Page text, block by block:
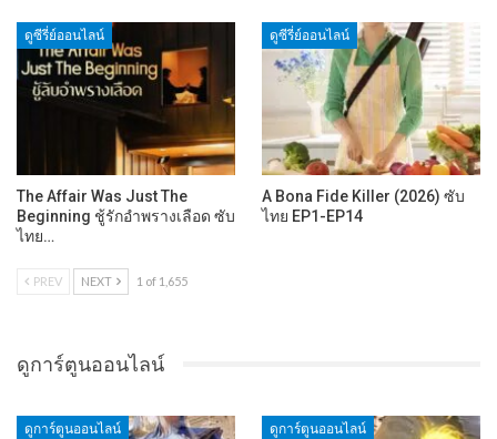
ดูซีรี่ย์ออนไลน์
The Affair Was Just The
Beginning ชู้รักอำพรางเลือด ซับ
ไทย…
ดูซีรี่ย์ออนไลน์
A Bona Fide Killer (2026) ซับ
ไทย EP1-EP14
PREV NEXT 1 of 1,655
ดูการ์ตูนออนไลน์
ดูการ์ตูนออนไลน์ ดูการ์ตูนออนไลน์